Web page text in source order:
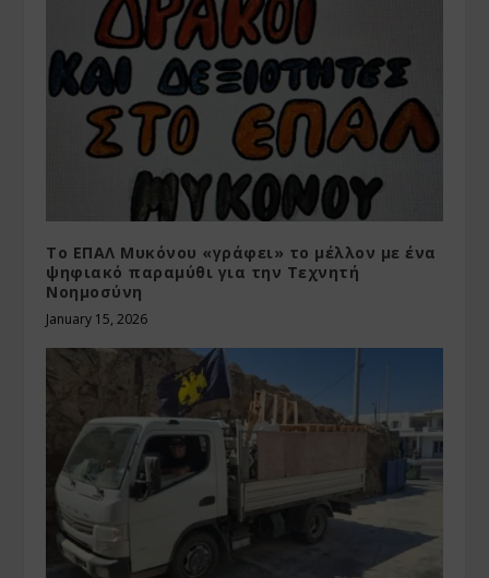
Το ΕΠΑΛ Μυκόνου «γράφει» το μέλλον με ένα
ψηφιακό παραμύθι για την Τεχνητή
Νοημοσύνη
January 15, 2026